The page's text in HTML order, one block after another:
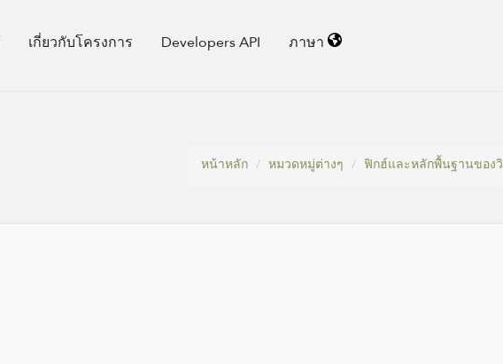
เกี่ยวกับโครงการ Developers API ภาษา
หน้าหลัก
หมวดหมู่​ต่างๆ ฟิกฮ์และหลักพื้นฐานของ